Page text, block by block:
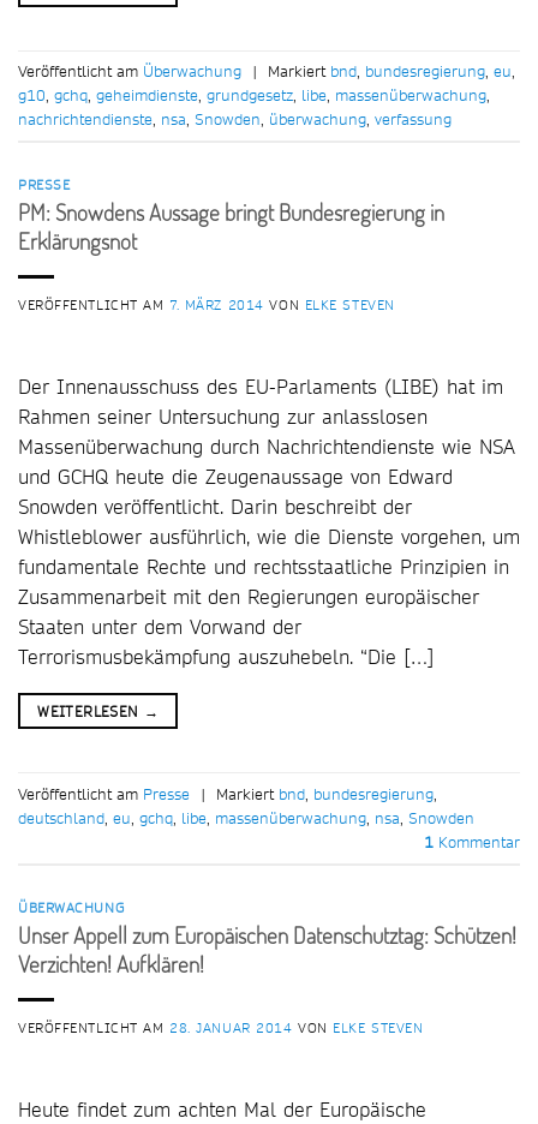
Veröffentlicht am Überwachung | Markiert bnd, bundesregierung, eu,
g10, gchq, geheimdienste, grundgesetz, libe, massenüberwachung,
nachrichtendienste, nsa, Snowden, überwachung, verfassung
PRESSE
PM: Snowdens Aussage bringt Bundesregierung in
Erklärungsnot
VERÖFFENTLICHT AM 7. MÄRZ 2014 VON ELKE STEVEN
Der Innenausschuss des EU-Parlaments (LIBE) hat im
Rahmen seiner Untersuchung zur anlasslosen
Massenüberwachung durch Nachrichtendienste wie NSA
und GCHQ heute die Zeugenaussage von Edward
Snowden veröffentlicht. Darin beschreibt der
Whistleblower ausführlich, wie die Dienste vorgehen, um
fundamentale Rechte und rechtsstaatliche Prinzipien in
Zusammenarbeit mit den Regierungen europäischer
Staaten unter dem Vorwand der
Terrorismusbekämpfung auszuhebeln. “Die […]
WEITERLESEN →
Veröffentlicht am Presse | Markiert bnd, bundesregierung,
deutschland, eu, gchq, libe, massenüberwachung, nsa, Snowden
1 Kommentar
ÜBERWACHUNG
Unser Appell zum Europäischen Datenschutztag: Schützen!
Verzichten! Aufklären!
VERÖFFENTLICHT AM 28. JANUAR 2014 VON ELKE STEVEN
Heute findet zum achten Mal der Europäische